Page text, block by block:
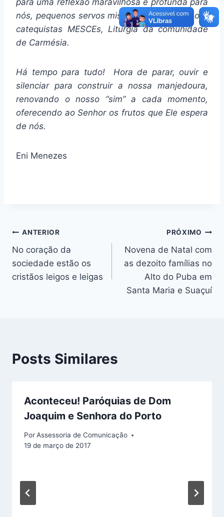
nós, pequenos servos missionários do Senhor :
catequistas MESCEs, Liturgia da comunidade
de Carmésia.
Há tempo para tudo! Hora de parar, ouvir e
silenciar para construir a nossa manjedoura,
renovando o nosso “sim” a cada momento,
oferecendo ao Senhor os frutos que Ele espera
de nós.
Eni Menezes
Navegação
de
Post
ANTERIOR
No coração da
sociedade estão os
cristãos leigos e leigas
PRÓXIMO
Novena de Natal com
as dezoito famílias no
Alto do Puba em
Santa Maria e Suaçuí
Posts Similares
Aconteceu! Paróquias de Dom
Joaquim e Senhora do Porto
PorAssessoria de Comunicação
19 de março de 2017